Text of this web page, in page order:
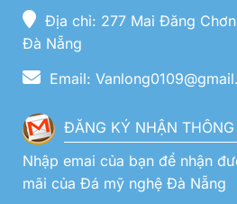
Địa chỉ: 277 Mai Đăng
Đà Nẵng
Email:
ĐĂNG KÝ NHẬN THÔNG
Nhập emai của bạn để nhận
mãi của Đá mỹ nghệ Đà Nẵng